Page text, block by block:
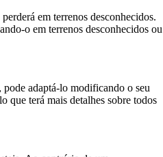
em terrenos desconhecidos.
o em terrenos desconhecidos ou
adaptá-lo modificando o seu
que terá mais detalhes sobre todos